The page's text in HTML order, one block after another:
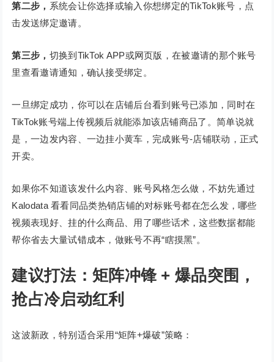
第二步， 系统会让你选择或输入你想绑定的TikTok账号，点
击发送绑定邀请。
第三步， 切换到TikTok APP或网页版，在被邀请的那个账号
里查看邀请通知，确认接受绑定。
一旦绑定成功，你可以在店铺后台看到账号已添加，同时在
TikTok账号端上传视频后就能添加该店铺商品了。简单说就
是，一边发内容、一边挂小黄车，完成账号-店铺联动，正式
开卖。
如果你不知道该发什么内容、账号风格怎么做，不妨先通过
Kalodata 看看同品类热销店铺的对标账号都在怎么发，哪些
视频表现好、挂的什么商品、用了哪些话术，这些数据都能
帮你省去大量试错成本，做账号不再“瞎摸黑”。
建议打法：矩阵冲锋 + 爆品突围，
抢占冷启动红利
这波新政，特别适合采用“矩阵+爆破”策略：